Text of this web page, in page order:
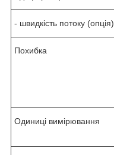
- швидкість потоку (опція)
Похибка
Одиниці вимірювання